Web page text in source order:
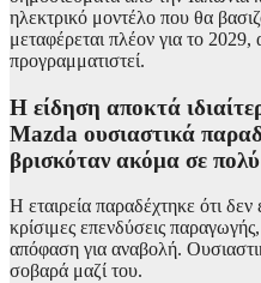
ηλεκτρικό μοντέλο που θα
μεταφέρεται πλέον για το 2029,
προγραμματιστεί.
Η είδηση αποκτά
Mazda ουσιαστικά
βρισκόταν ακόμα σε
Η εταιρεία παραδέχτηκε ότι
κρίσιμες επενδύσεις
απόφαση για αναβολή.
σοβαρά μαζί του.